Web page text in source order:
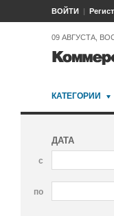
ВОЙТИ
09 АВГУСТА,
КАТЕГОРИИ
ДАТА
с
по